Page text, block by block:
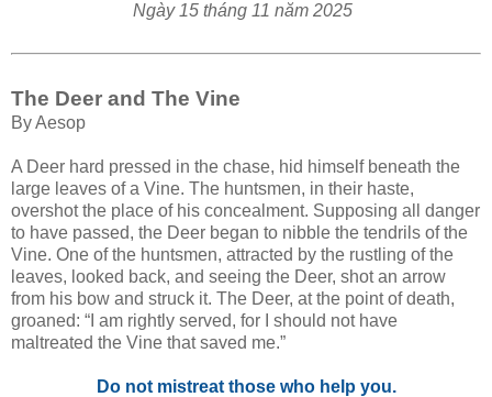
Ngày 15 tháng 11 năm 2025
The Deer and The Vine
By Aesop
A Deer hard pressed in the chase, hid himself beneath the
large leaves of a Vine. The huntsmen, in their haste,
overshot the place of his concealment. Supposing all danger
to have passed, the Deer began to nibble the tendrils of the
Vine. One of the huntsmen, attracted by the rustling of the
leaves, looked back, and seeing the Deer, shot an arrow
from his bow and struck it. The Deer, at the point of death,
groaned: “I am rightly served, for I should not have
maltreated the Vine that saved me.”
Do not mistreat those who help you.